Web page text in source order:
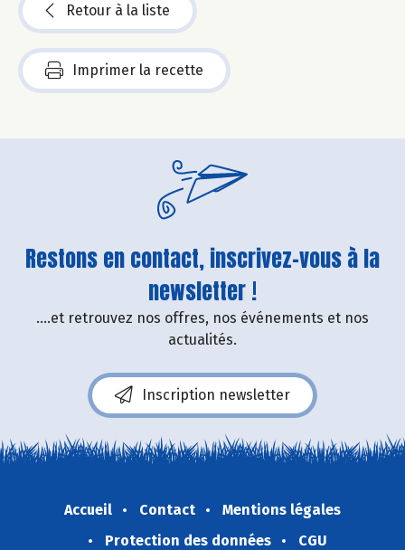
Retour à la liste
Imprimer la recette
Restons en contact, inscrivez-vous à la
newsletter !
....et retrouvez nos offres, nos événements et nos
actualités.
Inscription newsletter
Accueil Contact
Mentions légales
Protection des données
CGU